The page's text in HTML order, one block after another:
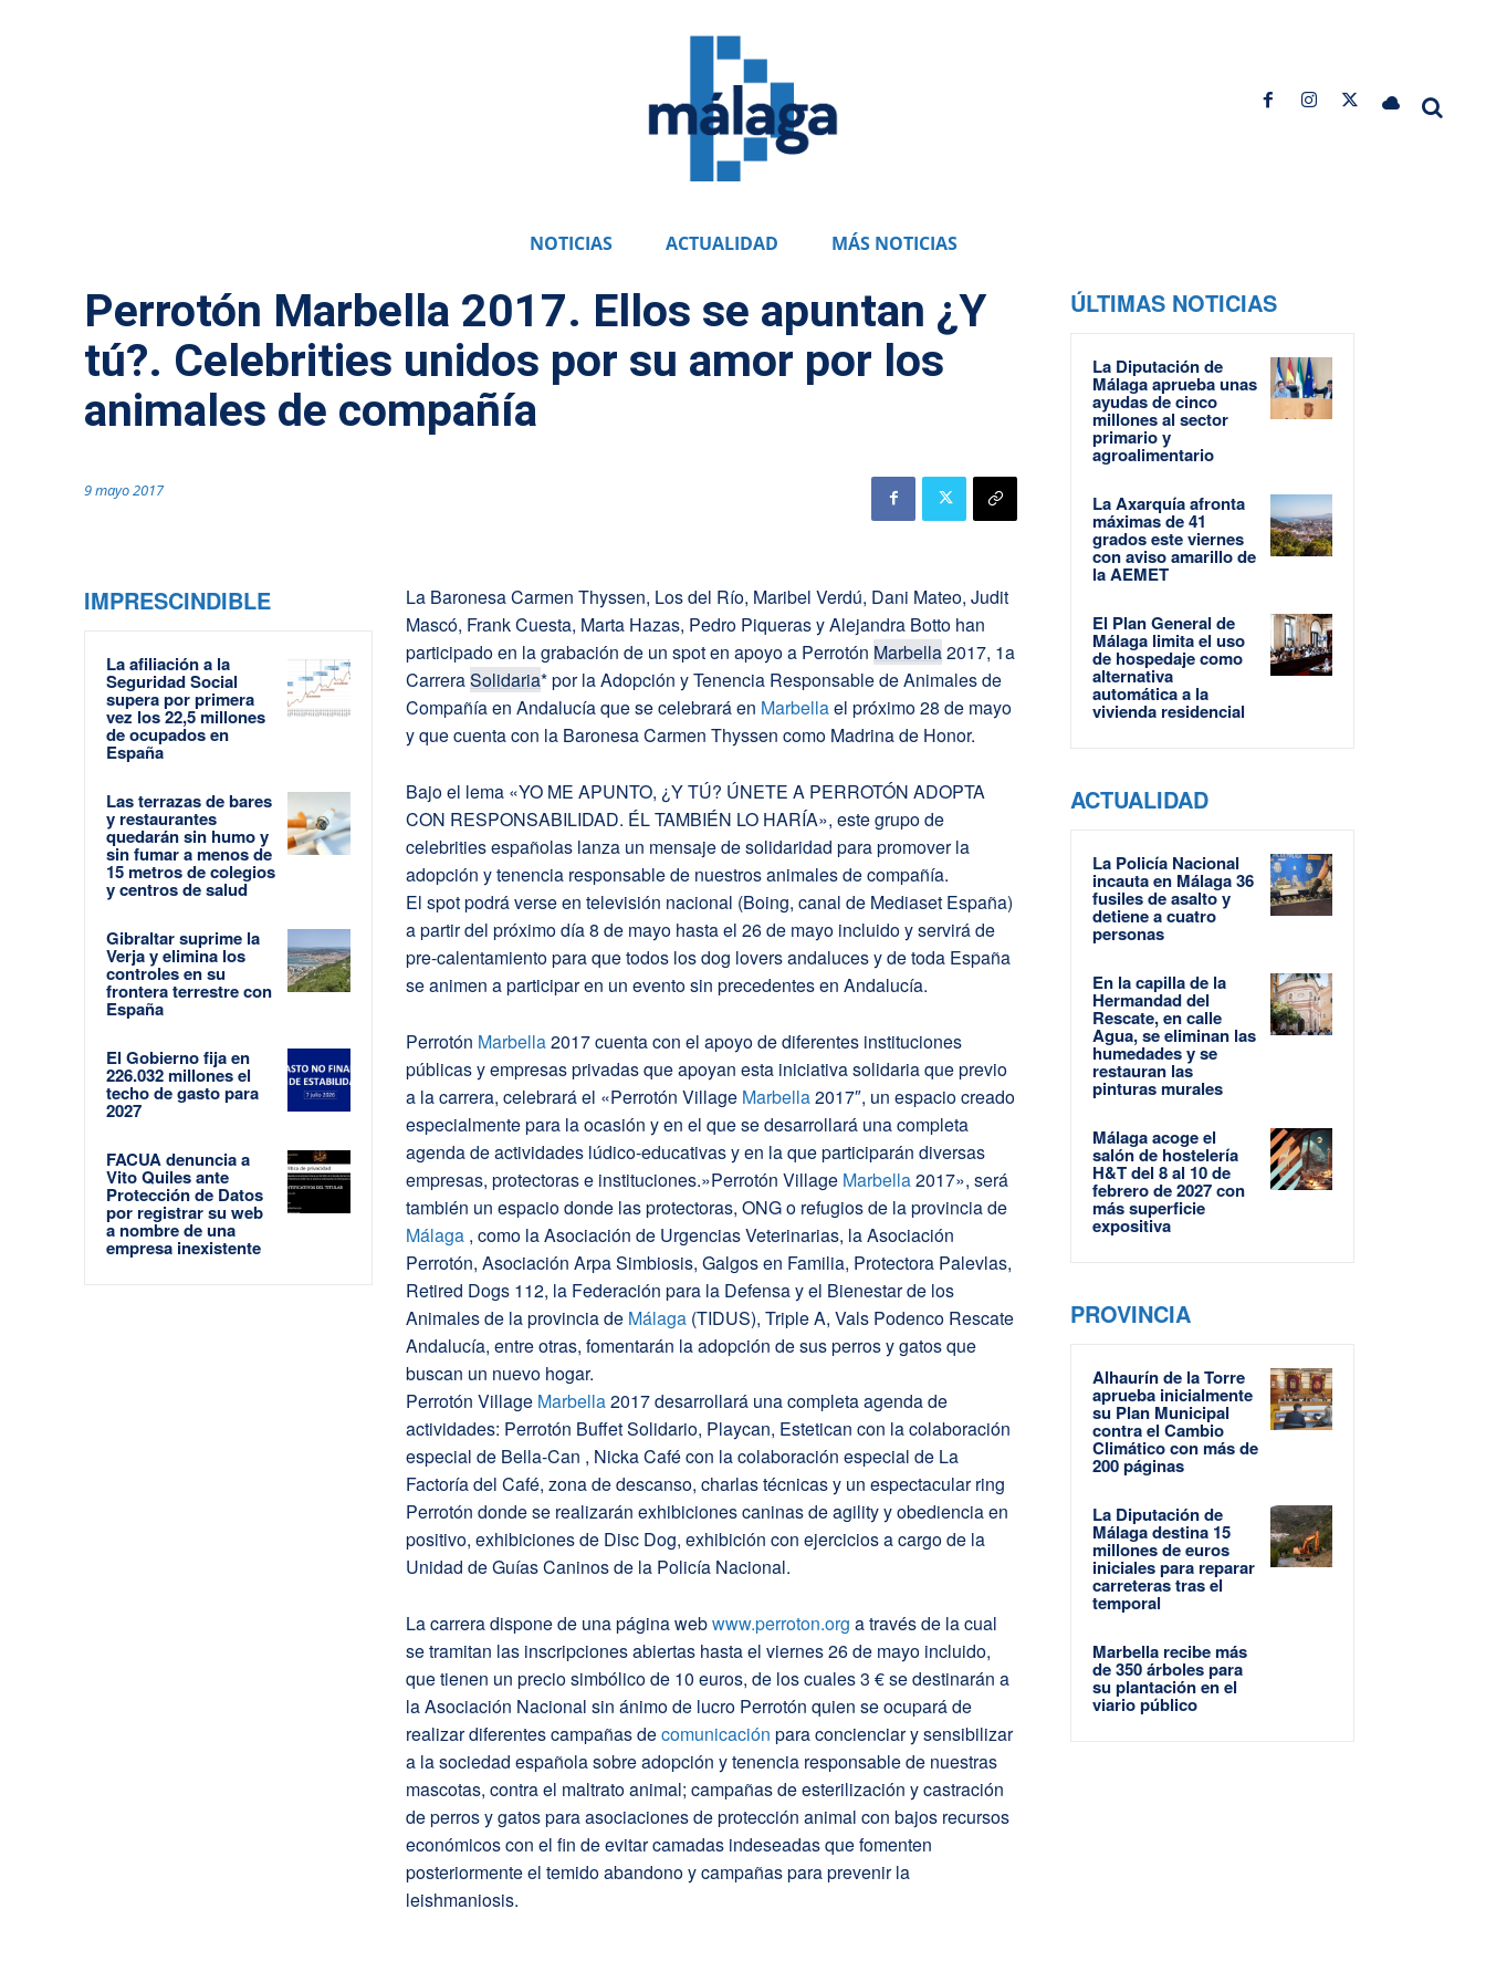
NOTICIAS ACTUALIDAD MÁS NOTICIAS
Perrotón Marbella 2017. Ellos se apuntan ¿Y
tú?. Celebrities unidos por su amor por los
animales de compañía
9 mayo 2017
IMPRESCINDIBLE
La afiliación a la
Seguridad Social
supera por primera
vez los 22,5 millones
de ocupados en
España
Las terrazas de bares
y restaurantes
quedarán sin humo y
sin fumar a menos de
15 metros de colegios
y centros de salud
Gibraltar suprime la
Verja y elimina los
controles en su
frontera terrestre con
España
El Gobierno fija en
226.032 millones el
techo de gasto para
2027
FACUA denuncia a
Vito Quiles ante
Protección de Datos
por registrar su web
a nombre de una
empresa inexistente
La Baronesa Carmen Thyssen, Los del Río, Maribel Verdú, Dani Mateo, Judit
Mascó, Frank Cuesta, Marta Hazas, Pedro Piqueras y Alejandra Botto han
participado en la grabación de un spot en apoyo a Perrotón Marbella2017, 1a
CarreraSolidaria* por la Adopción y Tenencia Responsable de Animales de
Compañía en Andalucía que se celebrará en Marbellael próximo 28 de mayo
y que cuenta con la Baronesa Carmen Thyssen como Madrina de Honor.
Bajo el lema «YO ME APUNTO, ¿Y TÚ? ÚNETE A PERROTÓN ADOPTA
CON RESPONSABILIDAD. ÉL TAMBIÉN LO HARÍA», este grupo de
celebrities españolas lanza un mensaje de solidaridad para promover la
adopción y tenencia responsable de nuestros animales de compañía.
El spot podrá verse en televisión nacional (Boing, canal de Mediaset España)
a partir del próximo día 8 de mayo hasta el 26 de mayo incluido y servirá de
pre-calentamiento para que todos los dog lovers andaluces y de toda España
se animen a participar en un evento sin precedentes en Andalucía.
Perrotón Marbella2017 cuenta con el apoyo de diferentes instituciones
públicas y empresas privadas que apoyan esta iniciativa solidaria que previo
a la carrera, celebrará el «Perrotón Village Marbella2017″, un espacio creado
especialmente para la ocasión y en el que se desarrollará una completa
agenda de actividades lúdico-educativas y en la que participarán diversas
empresas, protectoras e instituciones.»Perrotón Village Marbella2017», será
también un espacio donde las protectoras, ONG o refugios de la provincia de
Málaga , como la Asociación de Urgencias Veterinarias, la Asociación
Perrotón, Asociación Arpa Simbiosis, Galgos en Familia, Protectora Palevlas,
Retired Dogs 112, la Federación para la Defensa y el Bienestar de los
Animales de la provincia de Málaga (TIDUS), Triple A, Vals Podenco Rescate
Andalucía, entre otras, fomentarán la adopción de sus perros y gatos que
buscan un nuevo hogar.
Perrotón Village Marbella2017 desarrollará una completa agenda de
actividades: Perrotón Buffet Solidario, Playcan, Estetican con la colaboración
especial de Bella-Can , Nicka Café con la colaboración especial de La
Factoría del Café, zona de descanso, charlas técnicas y un espectacular ring
Perrotón donde se realizarán exhibiciones caninas de agility y obediencia en
positivo, exhibiciones de Disc Dog, exhibición con ejercicios a cargo de la
Unidad de Guías Caninos de la Policía Nacional.
La carrera dispone de una página webwww.perroton.org a través de la cual
se tramitan las inscripciones abiertas hasta el viernes 26 de mayo incluido,
que tienen un precio simbólico de 10 euros, de los cuales 3 € se destinarán a
la Asociación Nacional sin ánimo de lucro Perrotón quien se ocupará de
realizar diferentes campañas decomunicación para concienciar y sensibilizar
a la sociedad española sobre adopción y tenencia responsable de nuestras
mascotas, contra el maltrato animal; campañas de esterilización y castración
de perros y gatos para asociaciones de protección animal con bajos recursos
económicos con el fin de evitar camadas indeseadas que fomenten
posteriormente el temido abandono y campañas para prevenir la
leishmaniosis.
ÚLTIMAS NOTICIAS
La Diputación de
Málaga aprueba unas
ayudas de cinco
millones al sector
primario y
agroalimentario
La Axarquía afronta
máximas de 41
grados este viernes
con aviso amarillo de
la AEMET
El Plan General de
Málaga limita el uso
de hospedaje como
alternativa
automática a la
vivienda residencial
ACTUALIDAD
La Policía Nacional
incauta en Málaga 36
fusiles de asalto y
detiene a cuatro
personas
En la capilla de la
Hermandad del
Rescate, en calle
Agua, se eliminan las
humedades y se
restauran las
pinturas murales
Málaga acoge el
salón de hostelería
H&T del 8 al 10 de
febrero de 2027 con
más superficie
expositiva
PROVINCIA
Alhaurín de la Torre
aprueba inicialmente
su Plan Municipal
contra el Cambio
Climático con más de
200 páginas
La Diputación de
Málaga destina 15
millones de euros
iniciales para reparar
carreteras tras el
temporal
Marbella recibe más
de 350 árboles para
su plantación en el
viario público